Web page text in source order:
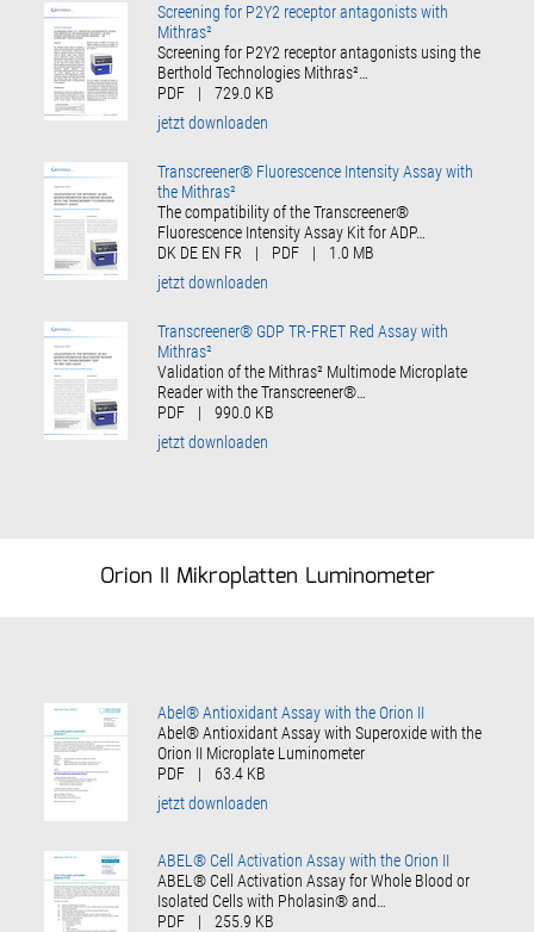
Screening for P2Y2 receptor antagonists with
Mithras²
Screening for P2Y2 receptor antagonists using the
Berthold Technologies Mithras²…
PDF
|
729.0 KB
jetzt downloaden
Transcreener® Fluorescence Intensity Assay with
the Mithras²
The compatibility of the Transcreener®
Fluorescence Intensity Assay Kit for ADP…
DK DE EN FR
| PDF |
1.0 MB
jetzt downloaden
Transcreener® GDP TR-FRET Red Assay with
Mithras²
Validation of the Mithras² Multimode Microplate
Reader with the Transcreener®…
PDF
|
990.0 KB
jetzt downloaden
Orion II Mikroplatten Luminometer
Abel® Antioxidant Assay with the Orion II
Abel® Antioxidant Assay with Superoxide with the
Orion II Microplate Luminometer
PDF
|
63.4 KB
jetzt downloaden
ABEL® Cell Activation Assay with the Orion II
ABEL® Cell Activation Assay for Whole Blood or
Isolated Cells with Pholasin® and…
PDF
|
255.9 KB